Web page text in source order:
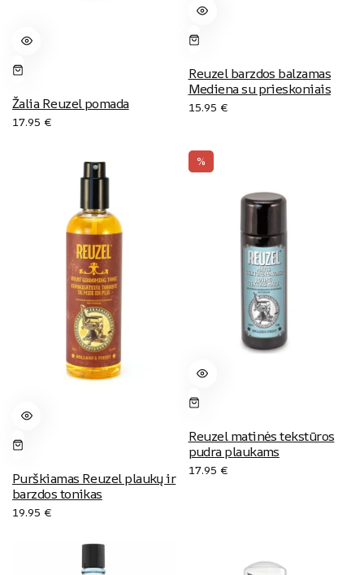
Žalia Reuzel pomada
17.95 €
Reuzel barzdos balzamas
Mediena su prieskoniais
15.95 €
Purškiamas Reuzel plaukų ir
barzdos tonikas
19.95 €
%
Reuzel matinės tekstūros
pudra plaukams
17.95 €